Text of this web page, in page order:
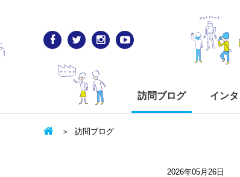
訪問ブログ イン
訪問ブログ
2026年05月26日